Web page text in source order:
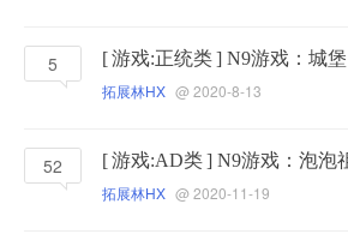
5 [游戏:正统类] N9游戏：城堡
拓展林HX @ 2020-8-13
52 [游戏:AD类] N9游戏：泡泡
拓展林HX @ 2020-11-19